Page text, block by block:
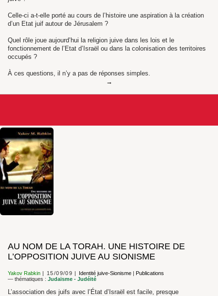
Celle-ci a-t-elle porté au cours de l’histoire une aspiration à la création
d’un Etat juif autour de Jérusalem ?
Quel rôle joue aujourd’hui la religion juive dans les lois et le
fonctionnement de l’Etat d’Israël ou dans la colonisation des territoires
occupés ?
À ces questions, il n’y a pas de réponses simples.
AU NOM DE LA TORAH. UNE HISTOIRE DE
L’OPPOSITION JUIVE AU SIONISME
Yakov Rabkin 15/09/09 Identité juive-Sionisme |Publications
— thématiques : Judaïsme - Judéité
L’association des juifs avec l’État d’Israël est facile, presque